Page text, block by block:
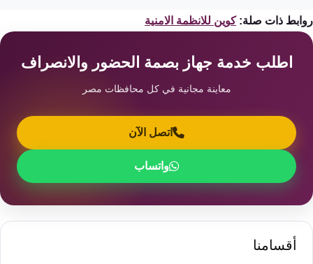
ذات صلة: كوين للانظمة الامنية
اطلب خدمة جهاز بصمة الحضور والانصراف
معاينة مجانية في كل محافظات مصر
اتصل الآن
واتساب
أقسامنا